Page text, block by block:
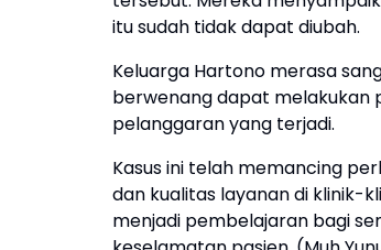
itu sudah tidak dapat diubah.
Keluarga Hartono merasa
berwenang dapat melakukan
pelanggaran yang terjadi.
Kasus ini telah memancing
dan kualitas layanan di klinik-
menjadi pembelajaran bagi